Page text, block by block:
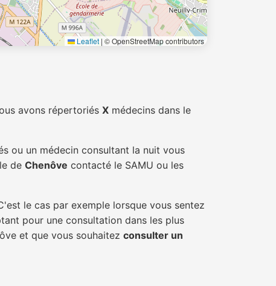
Leaflet | © OpenStreetMap contributors
avons répertoriés X médecins dans le
ou un médecin consultant la nuit vous
de Chenôve contacté le SAMU ou les
le cas par exemple lorsque vous sentez
pour une consultation dans les plus
et que vous souhaitez consulter un